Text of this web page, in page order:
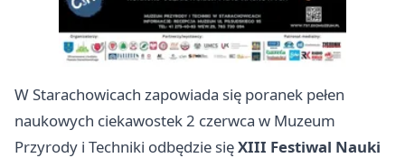
W Starachowicach zapowiada się poranek pełen
naukowych ciekawostek 2 czerwca w Muzeum
Przyrody i Techniki odbędzie sięXIII Festiwal Nauki